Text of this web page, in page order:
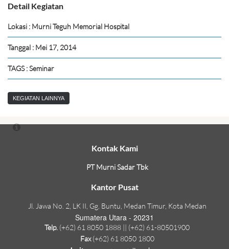
Detail Kegiatan
Lokasi : Murni Teguh Memorial Hospital
Tanggal : Mei 17, 2014
TAGS : Seminar
KEGIATAN LAINNYA
Kontak Kami
PT Murni Sadar Tbk
Kantor Pusat
Jl. Jawa No. 2, LK II, Gg. Buntu, Medan Timur, Kota Medan
Sumatera Utara - 20231
Telp. (+62) 61 8050 1888 || (+62) 61-80501900
Fax(+62) 61 8050 1800